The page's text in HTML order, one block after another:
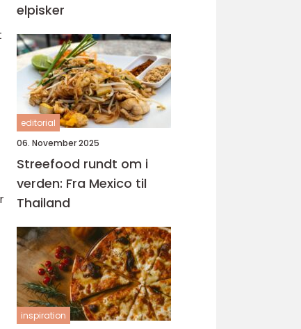
elpisker
editorial
06. November 2025
Streefood rundt om i
verden: Fra Mexico til
Thailand
inspiration